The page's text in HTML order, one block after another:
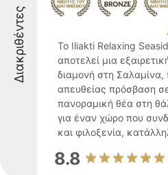
Διακριθέντες
Το Iliakti Relaxing
αποτελεί μια
διαμονή στη
απευθείας πρόσβαση
πανοραμική θέα στη
για έναν χώρο που
και φιλοξενία,
8.8